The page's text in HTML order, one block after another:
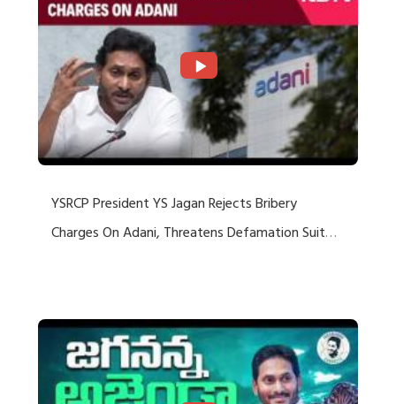
YSRCP President YS Jagan Rejects Bribery
Charges On Adani, Threatens Defamation Suit